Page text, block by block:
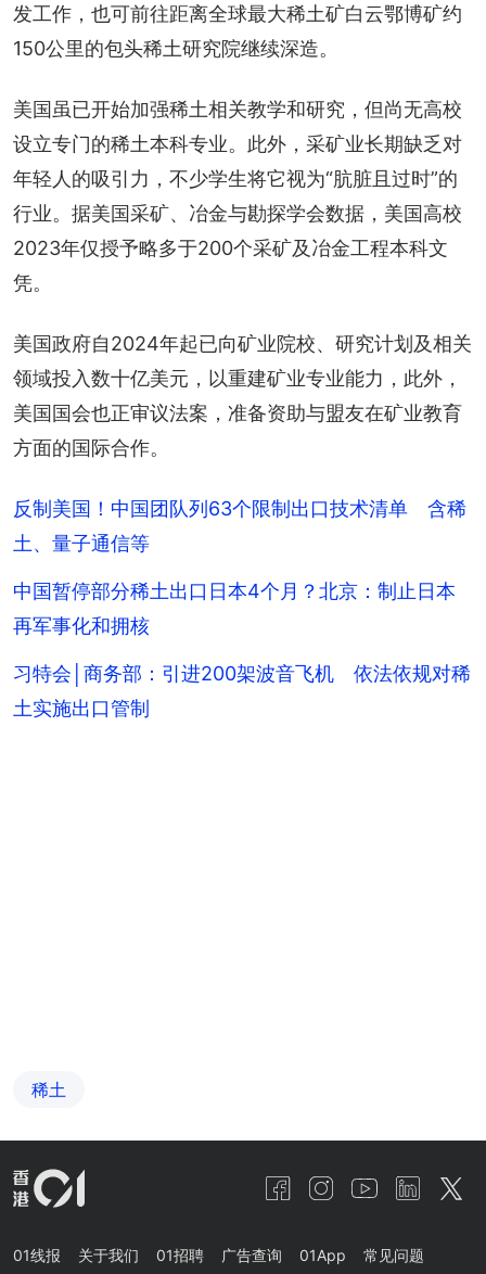
发工作，也可前往距离全球最大稀土矿白云鄂博矿约
150公里的包头稀土研究院继续深造。
美国虽已开始加强稀土相关教学和研究，但尚无高校
设立专门的稀土本科专业。此外，采矿业长期缺乏对
年轻人的吸引力，不少学生将它视为“肮脏且过时”的
行业。据美国采矿、冶金与勘探学会数据，美国高校
2023年仅授予略多于200个采矿及冶金工程本科文
凭。
美国政府自2024年起已向矿业院校、研究计划及相关
领域投入数十亿美元，以重建矿业专业能力，此外，
美国国会也正审议法案，准备资助与盟友在矿业教育
方面的国际合作。
反制美国！中国团队列63个限制出口技术清单 含稀
土、量子通信等
中国暂停部分稀土出口日本4个月？北京：制止日本
再军事化和拥核
习特会│商务部：引进200架波音飞机 依法依规对稀
土实施出口管制
稀土
01线报 关于我们 01招聘 广告查询 01App 常见问题